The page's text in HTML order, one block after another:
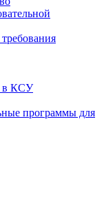
в КСУ
программы для